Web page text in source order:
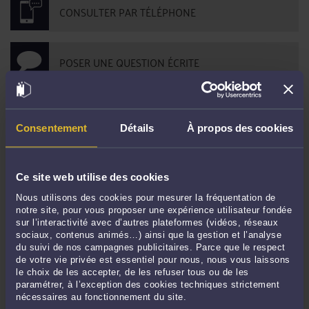
Consentement Détails À propos des cookies
Ce site web utilise des cookies
Nous utilisons des cookies pour mesurer la fréquentation de
notre site, pour vous proposer une expérience utilisateur fondée
sur l’interactivité avec d’autres plateformes (vidéos, réseaux
sociaux, contenus animés…) ainsi que la gestion et l’analyse
du suivi de nos campagnes publicitaires. Parce que le respect
de votre vie privée est essentiel pour nous, nous vous laissons
le choix de les accepter, de les refuser tous ou de les
paramétrer, à l’exception des cookies techniques strictement
nécessaires au fonctionnement du site.
CONSULTER PAR TÉLÉPHONE
POSER UNE QUESTION ÉCRITE
DERNIÈRES PUBLICATIONS
un avis défavorable ?-Le 16 déc. 2021 à 16:07
Les obligations du commerçant étranger en France-Le 28 sept. 2021 à 16:08
Quelle distinction entre un abus de faiblesse et un abus frauduleux ?-
sept. 2021 à 18:32
L'apport d'un accord bilatéral en droit des étrangers pour le travail-Le 2
sept. 2021 à 16:54
La diffamation en ligne au cours d'une enquête préliminaire ou une
information judiciaire-Le 3 août 2021 à 17:02